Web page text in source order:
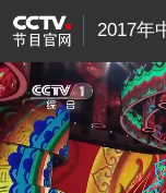
2017年